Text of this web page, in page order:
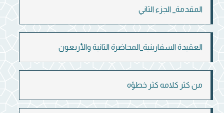
المقدمة_ الجزء الثاني
العقيدة السفارينية_المحاضرة الثانية والأربعون
من كثر كلامه كثر خطؤه